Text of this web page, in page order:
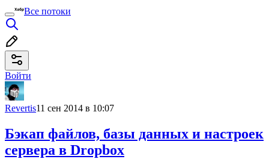
Все потоки
Войти
Revertis11 сен 2014 в 10:07
Бэкап файлов, базы данных и настроек
сервера в Dropbox